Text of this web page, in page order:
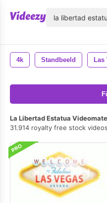
4k Standbeeld Las
La Libertad Estatua
31.914 royalty free stock